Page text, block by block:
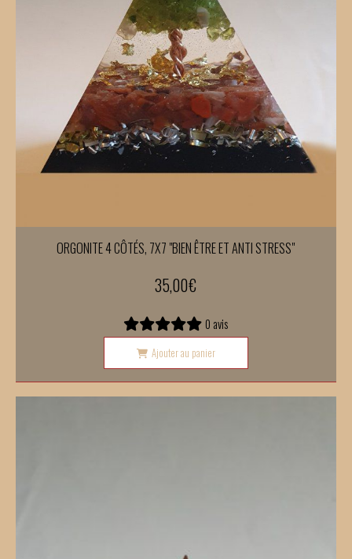
ORGONITE 4 CÔTÉS, 7X7 "BIEN ÊTRE ET ANTI STRESS"
35,00€
0 avis
Ajouter au panier